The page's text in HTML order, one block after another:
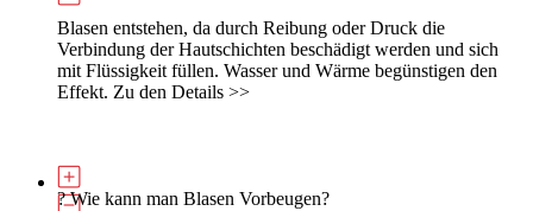
Blasen entstehen, da durch Reibung oder Druck die
Verbindung der Hautschichten beschädigt werden und sich
mit Flüssigkeit füllen. Wasser und Wärme begünstigen den
Effekt. Zu den Details >>
? Wie kann man Blasen Vorbeugen?